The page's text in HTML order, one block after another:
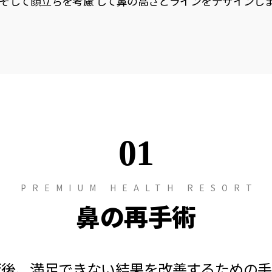
01
PREMIUM HEALTH RESORT
鼻の再手術